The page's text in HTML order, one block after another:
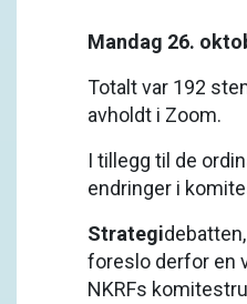
Mandag 26.
Totalt var 192
avholdt i Zoom.
I tillegg til de
endringer i
Strategi
foreslo derfor en
NKRFs